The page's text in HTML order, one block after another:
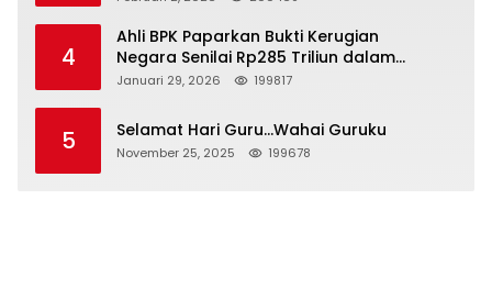
4
Ahli BPK Paparkan Bukti Kerugian
Negara Senilai Rp285 Triliun dalam
Persidangan Korupsi PT Pertamina
Januari 29, 2026 199817
5 Selamat Hari Guru…Wahai Guruku
November 25, 2025 199678